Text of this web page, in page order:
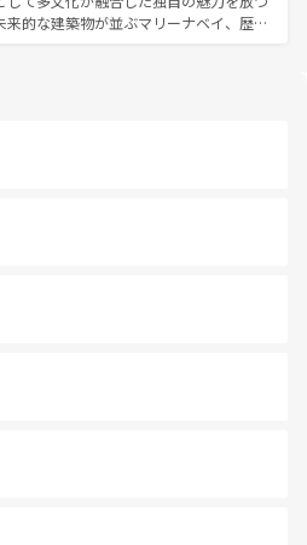
新着のタイ情報はコンテンツ一覧を参照して
新着の香港情報はコンテンツ一覧を参照して
来的な建築物が並ぶマリーナベイ、歴史
元の風情を楽しめる外せないスポット